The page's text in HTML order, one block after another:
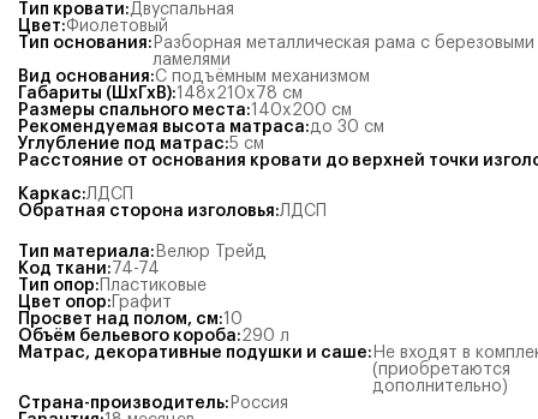
Тип кровати:Двуспальная
Цвет:Фиолетовый
Тип основания: Разборная металлическая рама с березовыми
ламелями
Вид основания:С подъёмным механизмом
Габариты (ШхГхВ):148x210x78 см
Размеры спального места:140x200 см
Рекомендуемая высота матраса:до 30 см
Углубление под матрас:5 см
Расстояние от основания кровати до верхней точки
Каркас:ЛДСП
Обратная сторона изголовья:ЛДСП
Тип материала: Велюр Трейд
Код ткани: 74-74
Тип опор: Пластиковые
Цвет опор: Графит
Просвет над полом, см:10
Объём бельевого короба:290 л
Матрас, декоративные подушки и саше: Не входят в
(приобретаются
дополнительно)
Страна-производитель: Россия